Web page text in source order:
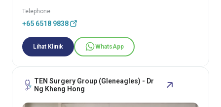
Telephone
+65 6518 9838
Lihat Klinik WhatsApp
TEN Surgery Group (Gleneagles) - Dr
Ng Kheng Hong